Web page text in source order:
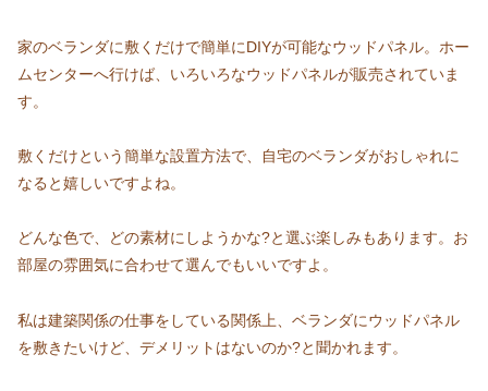
家のベランダに敷くだけで簡単にDIYが可能なウッドパネル。ホー
ムセンターへ行けば、いろいろなウッドパネルが販売されていま
す。
敷くだけという簡単な設置方法で、自宅のベランダがおしゃれに
なると嬉しいですよね。
どんな色で、どの素材にしようかな?と選ぶ楽しみもあります。お
部屋の雰囲気に合わせて選んでもいいですよ。
私は建築関係の仕事をしている関係上、ベランダにウッドパネル
を敷きたいけど、デメリットはないのか?と聞かれます。